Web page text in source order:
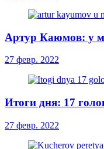
Артур Каюмов: у
27 февр. 2022
Итоги дня: 17
27 февр. 2022